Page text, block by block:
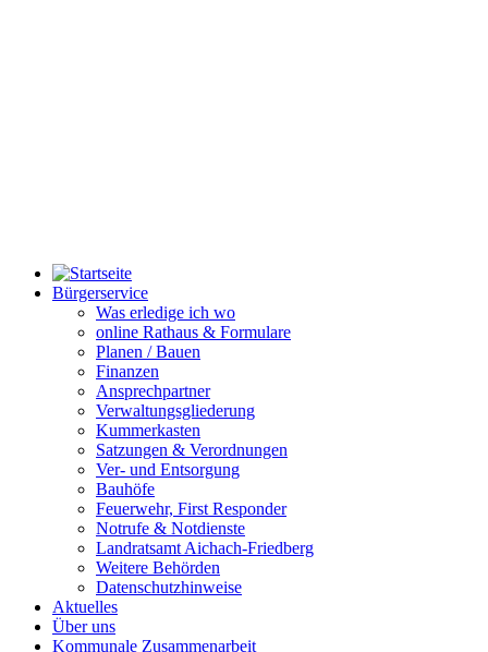
Bürgerservice
Was erledige ich wo
online Rathaus & Formulare
Planen / Bauen
Finanzen
Ansprechpartner
Verwaltungsgliederung
Kummerkasten
Satzungen & Verordnungen
Ver- und Entsorgung
Bauhöfe
Feuerwehr, First Responder
Notrufe & Notdienste
Landratsamt Aichach-Friedberg
Weitere Behörden
Datenschutzhinweise
Aktuelles
Über uns
Kommunale Zusammenarbeit